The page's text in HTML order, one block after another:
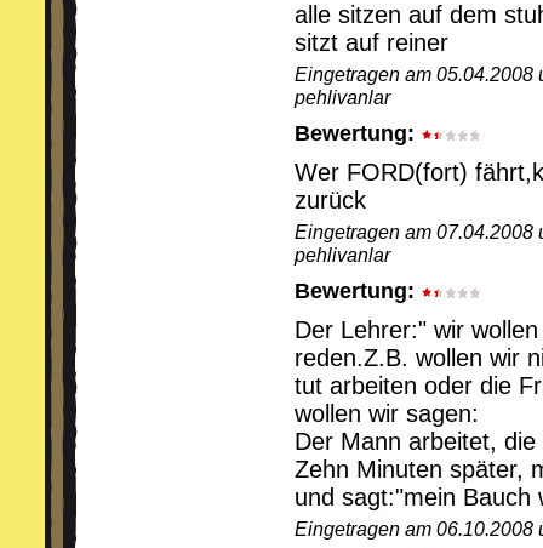
alle sitzen auf dem
sitzt auf reiner
Eingetragen am 05.04.2008
pehlivanlar
Bewertung:
Wer FORD(fort)
zurück
Eingetragen am 07.04.2008
pehlivanlar
Bewertung:
Der Lehrer:" wir
reden.Z.B. wollen wir
tut arbeiten oder die
wollen wir sagen:
Der Mann arbeitet,
Zehn Minuten später,
und sagt:"mein Bauch
Eingetragen am 06.10.2008